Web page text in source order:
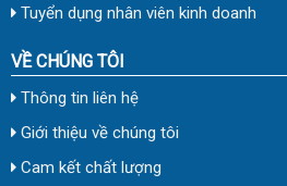
Tuyển dụng nhân viên kinh doanh
VỀ CHÚNG TÔI
Thông tin liên hệ
Giới thiệu về chúng tôi
Cam kết chất lượng